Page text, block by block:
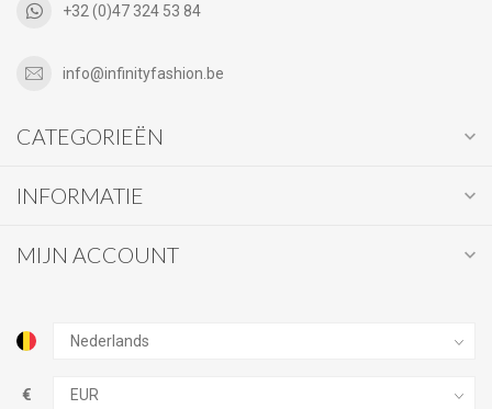
+32 (0)47 324 53 84
info@infinityfashion.be
CATEGORIEËN
INFORMATIE
MIJN ACCOUNT
€